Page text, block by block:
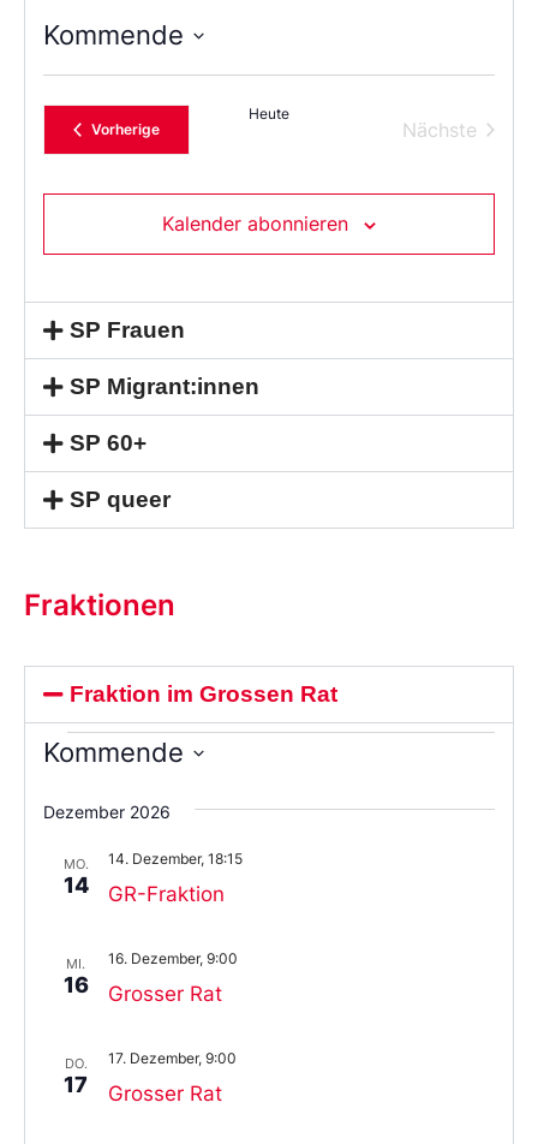
Kommende
das
DatumVorherigeVeranstaltungen
Heute
Nächste
Kalender abonnieren
SP Frauen
SP Migrant:innen
SP 60+
SP queer
Fraktionen
Fraktion im Grossen Rat
Kommende
Sie
das
aus.
Dezember 2026
MO.
14 GR-Fraktion
14. Dezember, 18:15
MI.
16 Grosser Rat
16. Dezember, 9:00
DO.
17 Grosser Rat
17. Dezember, 9:00